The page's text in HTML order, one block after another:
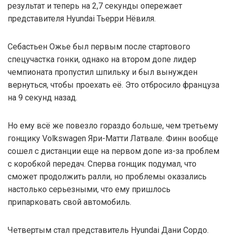
результат и теперь на 2,7 секунды опережает
представителя Hyundai Тьерри Нёвиля.
Себастьен Ожье был первым после стартового
спецучастка гонки, однако на втором допе лидер
чемпионата пропустил шпильку и был вынужден
вернуться, чтобы проехать её. Это отбросило француза
на 9 секунд назад.
Но ему всё же повезло гораздо больше, чем третьему
гонщику Volkswagen Яри-Матти Латвале. Финн вообще
сошел с дистанции еще на первом допе из-за проблем
с коробкой передач. Сперва гонщик подумал, что
сможет продолжить ралли, но проблемы оказались
настолько серьезными, что ему пришлось
припарковать свой автомобиль.
Четвертым стал представитель Hyundai Дани Сордо.